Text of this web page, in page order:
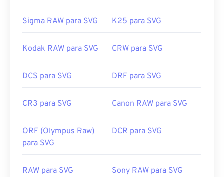
Sigma RAW para SVG K25 para SVG
Kodak RAW para SVG CRW para SVG
DCS para SVG DRF para SVG
CR3 para SVG Canon RAW para SVG
ORF (Olympus Raw)
para SVG
DCR para SVG
RAW para SVG Sony RAW para SVG